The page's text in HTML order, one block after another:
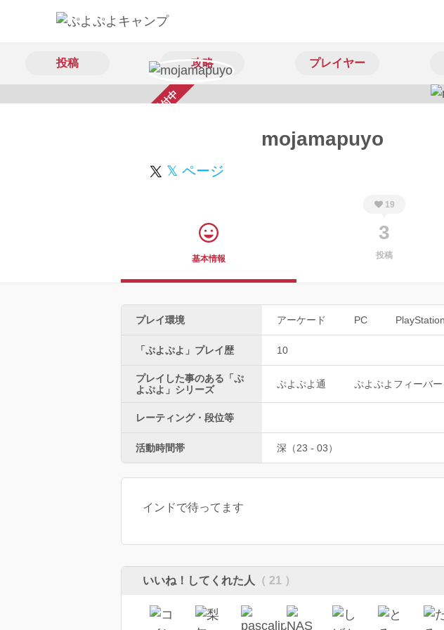
投稿 攻略 プレイヤー
スカウト受付中 mojamapuyo
𝕏 ページ
基本情報
19
3
投稿
プレイ環境 アーケード PC
「ぷよぷよ」プレイ歴 10
プレイした事のある「ぷ
よぷよ」シリーズ
ぷよぷよ通 ぷよぷよフィーバー
レーティング・段位等
活動時間帯 深（23 - 03）
インドで待ってます
いいね！してくれた人 （ 21 ）